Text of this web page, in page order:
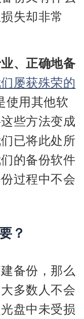
失却非常
、正确地备
屡获殊荣的
使用其他软
些方法变成
已将此处所
的备份软件
过程中不会
？
备份，那么
多数人不会
盘中未受损